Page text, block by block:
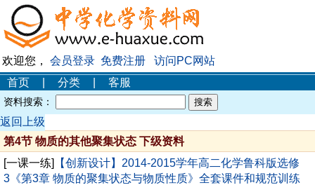
欢迎您， 会员登录 免费注册
访问PC网站
首页
分类 客服
资料搜索：
返回上级
第4节 物质的其他聚集状态 下级资料
[一课一练]
【创新设计】2014-2015学年高二化学鲁科版选修
3《第3章 物质的聚集状态与物质性质》全套课件和规范训练